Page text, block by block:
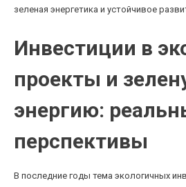
зеленая энергетика и устойчивое
Инвестиции в
проекты и
энергию:
перспективы
В последние годы тема экологичных